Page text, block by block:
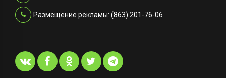
Размещение рекламы: (863) 201-76-06